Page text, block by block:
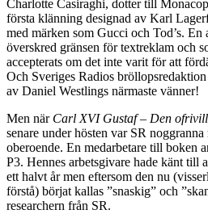
Charlotte Casiraghi, dotter till
första klänning designad av Karl
med märken som Gucci och Tod’s. En
överskred gränsen för textreklam och
accepterats om det inte varit för att
Och Sveriges Radios
av Daniel Westlings närmaste vänner!
Men när Carl XVI Gustaf – Den
senare under hösten var SR
oberoende. En medarbetare till boken
P3. Hennes arbetsgivare hade känt till
ett halvt år men eftersom den nu
förstå) börjat kallas ”snaskig” och
researchern från SR.